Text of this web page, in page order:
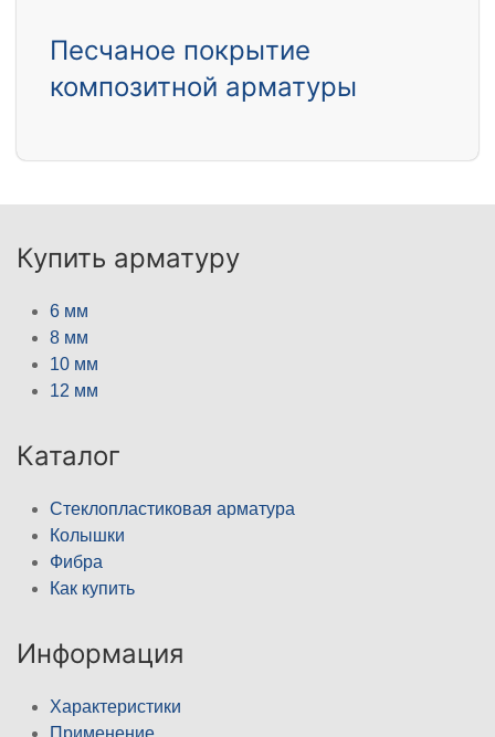
Песчаное покрытие
композитной арматуры
Купить арматуру
6 мм
8 мм
10 мм
12 мм
Каталог
Стеклопластиковая арматура
Колышки
Фибра
Как купить
Информация
Характеристики